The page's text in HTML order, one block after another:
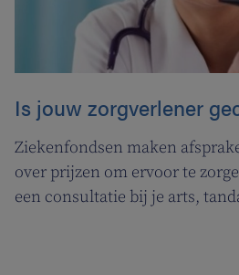
Is jouw zorgverlener
Ziekenfondsen maken
over prijzen om ervoor te
een consultatie bij je arts,